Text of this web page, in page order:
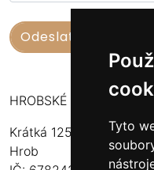
Tyto
HROBSKÉ UZENINY
Krátká 125
Hrob